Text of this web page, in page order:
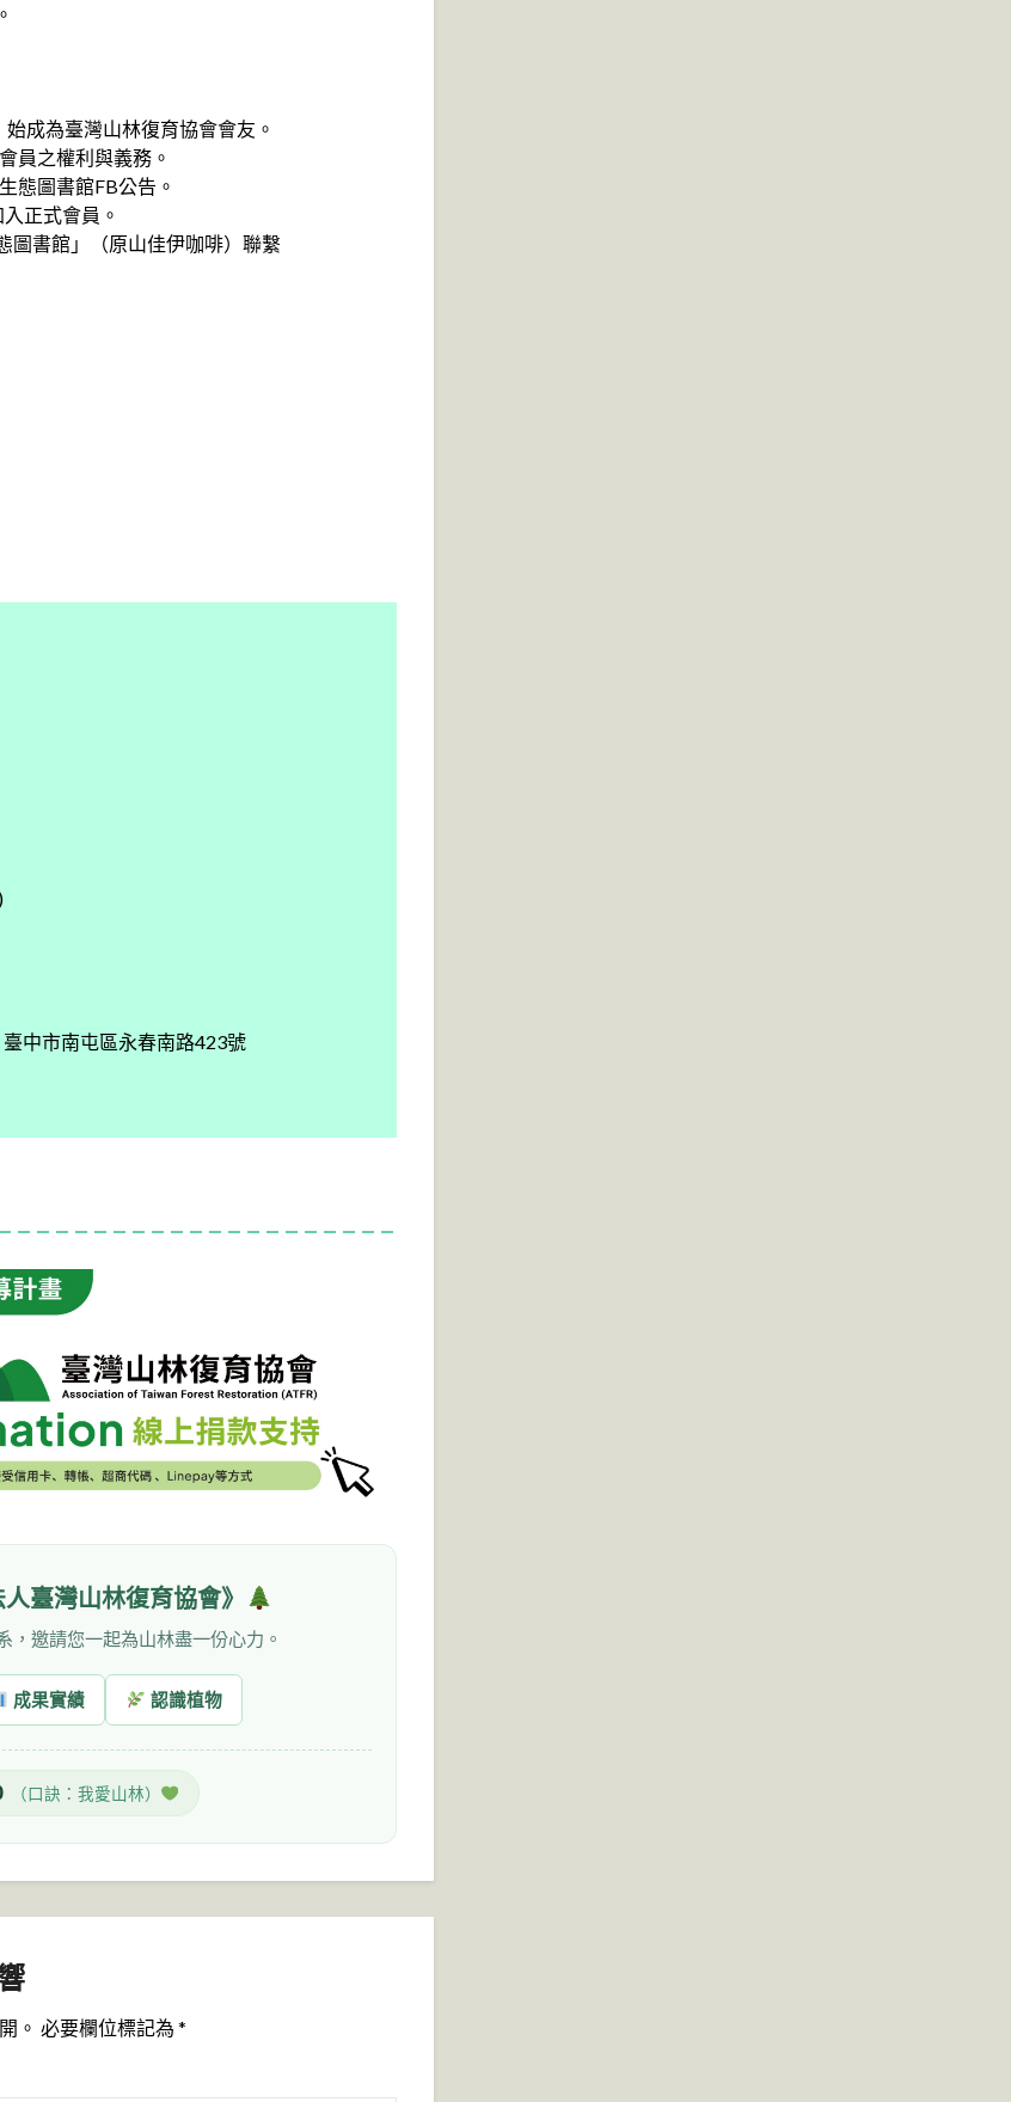
成為臺灣山林復育協會會友。
員之權利與義務。
態圖書館FB公告。
正式會員。
圖書館」（原山佳伊咖啡）聯繫
中市南屯區永春南路423號
臺灣山林復育協會》
邀請您一起為山林盡一份心力。
成果實績 認識植物
（口訣：我愛山林）
。 必要欄位標記為 *